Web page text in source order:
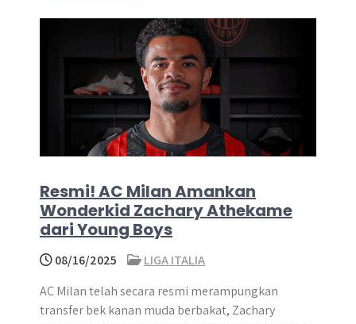
Resmi! AC Milan Amankan
Wonderkid Zachary Athekame
dari Young Boys
08/16/2025
LIGA ITALIA
AC Milan telah secara resmi merampungkan
transfer bek kanan muda berbakat, Zachary